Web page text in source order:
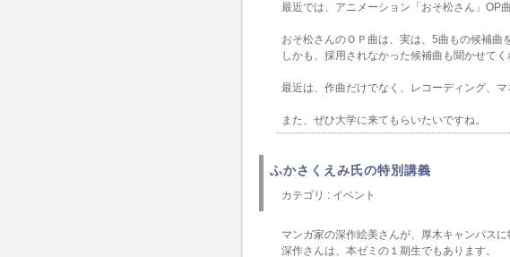
最近では、アニメーション「おそ松さん」OP
おそ松さんのＯＰ曲は、実は、5曲もの候補曲
しかも、採用されなかった候補曲も聞かせて
最近は、作曲だけでなく、レコーディング、
また、ぜひ大学に来てもらいたいですね。
ふかさくえみ氏の特別講義
カテゴリ : イベント
マンガ家の深作絵美さんが、厚木キャンパスに
深作さんは、本ゼミの１期生でもあります。